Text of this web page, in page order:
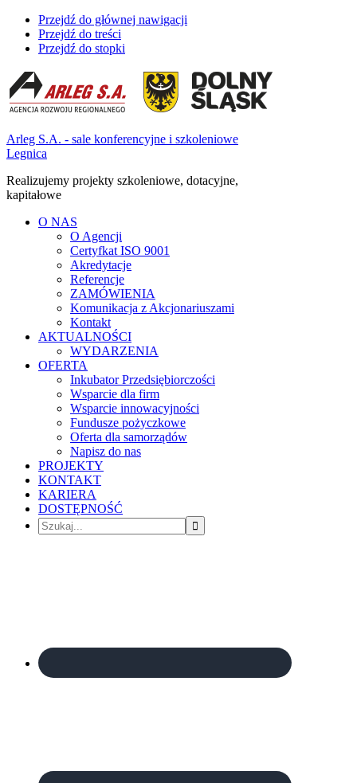
Przejdź do głównej nawigacji
Przejdź do treści
Przejdź do stopki
Arleg S.A. - sale konferencyjne i szkoleniowe
Legnica
Realizujemy projekty szkoleniowe, dotacyjne,
kapitałowe
O NAS
O Agencji
Certyfkat ISO 9001
Akredytacje
Referencje
ZAMÓWIENIA
Komunikacja z Akcjonariuszami
Kontakt
AKTUALNOŚCI
WYDARZENIA
OFERTA
Inkubator Przedsiębiorczości
Wsparcie dla firm
Wsparcie innowacyjności
Fundusze pożyczkowe
Oferta dla samorządów
Napisz do nas
PROJEKTY
KONTAKT
KARIERA
DOSTĘPNOŚĆ
Szukaj...